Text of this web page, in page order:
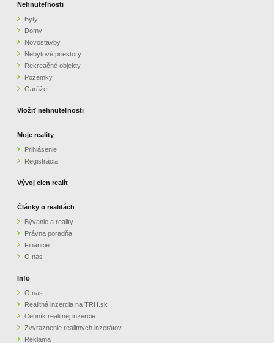
GARÁŽE
O NÁS
CENNÍK REALITNEJ INZERCIE
ZVÝRAZNENIE REALITNÝCH INZERÁTOV
PARTNERI
OBCHODNÉ PODMIENKY
KONTAKT
Nehnuteľnosti
Byty
Domy
Novostavby
Nebytové priestory
Rekreačné objekty
Pozemky
Garáže
Vložiť nehnuteľnosti
Moje reality
Prihlásenie
Registrácia
Vývoj cien realít
Články o realitách
Bývanie a reality
Právna poradňa
Financie
O nás
Info
O nás
Realitná inzercia na TRH.sk
Cenník realitnej inzercie
Zvýraznenie realitných inzerátov
Reklama